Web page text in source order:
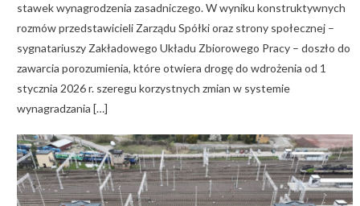
stawek wynagrodzenia zasadniczego. W wyniku konstruktywnych
rozmów przedstawicieli Zarządu Spółki oraz strony społecznej –
sygnatariuszy Zakładowego Układu Zbiorowego Pracy – doszło do
zawarcia porozumienia, które otwiera drogę do wdrożenia od 1
stycznia 2026 r. szeregu korzystnych zmian w systemie
wynagradzania […]